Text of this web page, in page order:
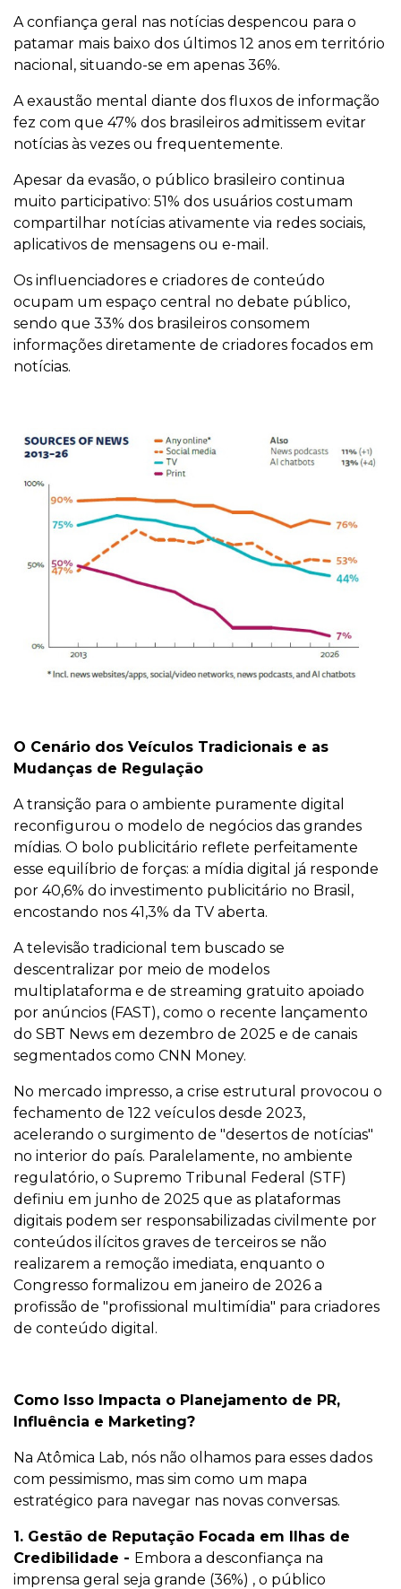
A confiança geral nas notícias despencou para o
patamar mais baixo dos últimos 12 anos em território
nacional, situando-se em apenas 36%.
A exaustão mental diante dos fluxos de informação
fez com que 47% dos brasileiros admitissem evitar
notícias às vezes ou frequentemente.
Apesar da evasão, o público brasileiro continua
muito participativo: 51% dos usuários costumam
compartilhar notícias ativamente via redes sociais,
aplicativos de mensagens ou e-mail.
Os influenciadores e criadores de conteúdo
ocupam um espaço central no debate público,
sendo que 33% dos brasileiros consomem
informações diretamente de criadores focados em
notícias.
O Cenário dos Veículos Tradicionais e as
Mudanças de Regulação
A transição para o ambiente puramente digital
reconfigurou o modelo de negócios das grandes
mídias. O bolo publicitário reflete perfeitamente
esse equilíbrio de forças: a mídia digital já responde
por 40,6% do investimento publicitário no Brasil,
encostando nos 41,3% da TV aberta.
A televisão tradicional tem buscado se
descentralizar por meio de modelos
multiplataforma e de streaming gratuito apoiado
por anúncios (FAST), como o recente lançamento
do SBT News em dezembro de 2025 e de canais
segmentados como CNN Money.
No mercado impresso, a crise estrutural provocou o
fechamento de 122 veículos desde 2023,
acelerando o surgimento de "desertos de notícias"
no interior do país. Paralelamente, no ambiente
regulatório, o Supremo Tribunal Federal (STF)
definiu em junho de 2025 que as plataformas
digitais podem ser responsabilizadas civilmente por
conteúdos ilícitos graves de terceiros se não
realizarem a remoção imediata, enquanto o
Congresso formalizou em janeiro de 2026 a
profissão de "profissional multimídia" para criadores
de conteúdo digital.
Como Isso Impacta o Planejamento de PR,
Influência e Marketing?
Na Atômica Lab, nós não olhamos para esses dados
com pessimismo, mas sim como um mapa
estratégico para navegar nas novas conversas.
1. Gestão de Reputação Focada em Ilhas de
Credibilidade - Embora a desconfiança na
imprensa geral seja grande (36%) , o público